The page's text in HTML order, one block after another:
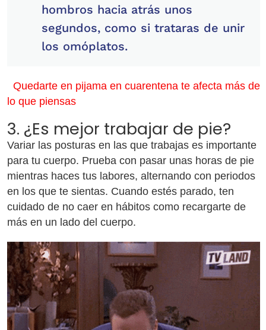
hombros hacia atrás unos
segundos, como si trataras de unir
los omóplatos.
Quedarte en pijama en cuarentena te afecta más de
lo que piensas
3. ¿Es mejor trabajar de pie?
Variar las posturas en las que trabajas es importante
para tu cuerpo. Prueba con pasar unas horas de pie
mientras haces tus labores, alternando con periodos
en los que te sientas. Cuando estés parado, ten
cuidado de no caer en hábitos como recargarte de
más en un lado del cuerpo.